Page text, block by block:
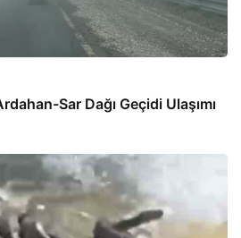
Sar Dağı Geçidi Ulaşımı